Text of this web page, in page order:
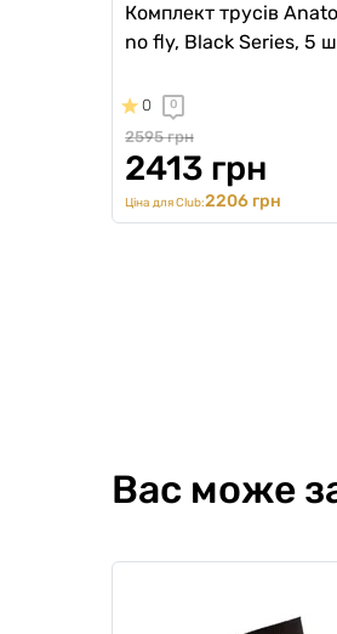
Комплект трусів
no fly, Black Series, 5
0 0
2595 грн
2413 грн
Ціна для Club:2206 грн
Комплект трусів
Вас може